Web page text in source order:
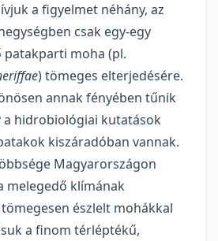
a figyelmet néhány, az
csak egy-egy
moha (pl.
) tömeges elterje­désére.
annak fényében tűnik
a hidrobiológiai kutatások
kiszáradóban vannak.
Magyarországon
melegedő klímának
észlelt mohákkal
a finom térléptékű,